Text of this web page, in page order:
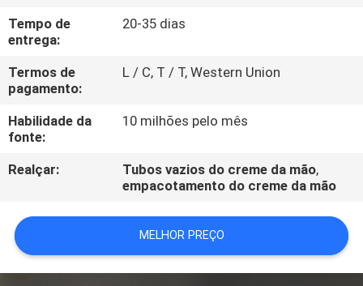
PEÇA
UMAS
CITAÇÕES
COMPANY
Tempo de
entrega:
20-35 dias
Termos de
pagamento:
L / C, T / T, Western Union
Habilidade da
fonte:
10 milhões pelo mês
Realçar: Tubos vazios do creme da mão,
empacotamento do creme da mão
MELHOR PREÇO